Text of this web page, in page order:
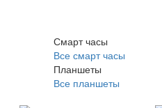
Смарт часы
Все смарт часы
Планшеты
Все планшеты